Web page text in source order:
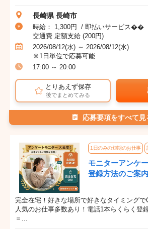
長崎県 長崎市
時給： 1,300円 / 即払いサービス��
交通費 定額支給 (200円)
2026/08/12(水) ～ 2026/08/12(水)
※1日単位で応募可能
17:00 ～ 20:00
とりあえず保存
後でまとめてみる
応募要項をすべて見
1日のみの短期のお仕事
モニターアンケ
登録方法のご案内
完全在宅！好きな場所で好きなタイミング
人気のお仕事多数あり！電話1本らくらく登
＝...